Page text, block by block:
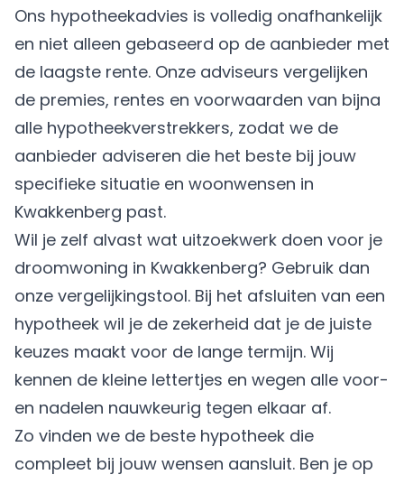
Ons hypotheekadvies is volledig onafhankelijk
en niet alleen gebaseerd op de aanbieder met
de laagste rente. Onze adviseurs vergelijken
de premies, rentes en voorwaarden van bijna
alle hypotheekverstrekkers, zodat we de
aanbieder adviseren die het beste bij jouw
specifieke situatie en woonwensen in
Kwakkenberg past.
Wil je zelf alvast wat uitzoekwerk doen voor je
droomwoning in Kwakkenberg? Gebruik dan
onze vergelijkingstool. Bij het afsluiten van een
hypotheek wil je de zekerheid dat je de juiste
keuzes maakt voor de lange termijn. Wij
kennen de kleine lettertjes en wegen alle voor-
en nadelen nauwkeurig tegen elkaar af.
Zo vinden we de beste hypotheek die
compleet bij jouw wensen aansluit. Ben je op